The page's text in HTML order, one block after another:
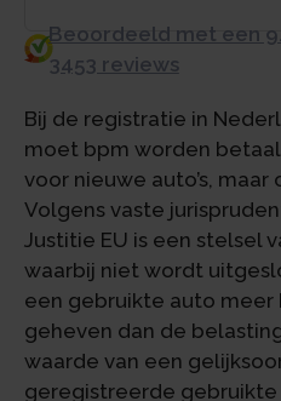
Beoordeeld met een
3453 reviews
Bij de registratie in
moet bpm worden
voor nieuwe auto’s, maar
Volgens vaste
Justitie EU is een stelsel
waarbij niet wordt
een gebruikte auto
geheven dan de
waarde van een
geregistreerde gebruikte